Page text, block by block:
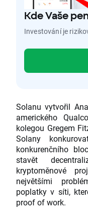
Kde Vaše
Investování je
Solanu vytvořil
amerického
kolegou Gregem
Solany
konkurenčního
stavět
kryptoměnové
největšími
poplatky v síti,
proof of work.